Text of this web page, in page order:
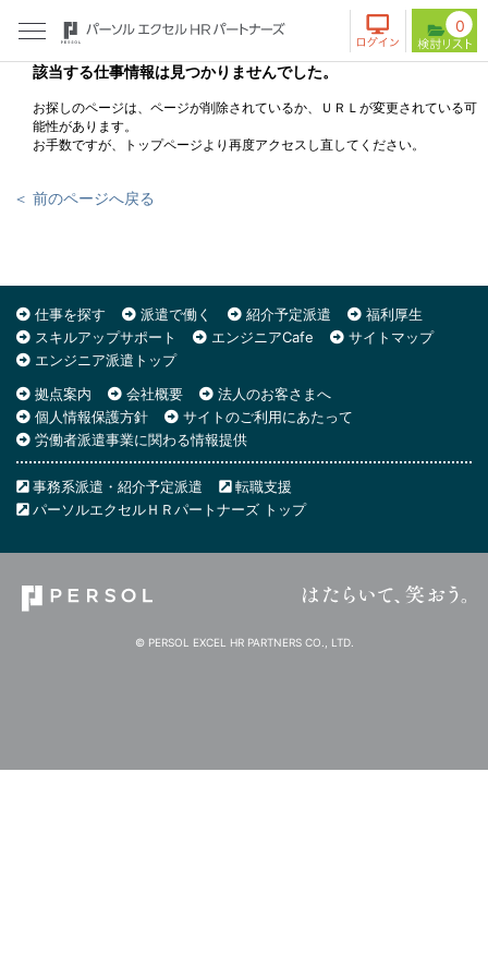
0
該当する仕事情報は見つかりませんでした。
お探しのページは、ページが削除されているか、ＵＲＬが変更されている可
能性があります。
お手数ですが、トップページより再度アクセスし直してください。
＜ 前のページへ戻る
仕事を探す 派遣で働く 紹介予定派遣
福利厚生
スキルアップサポート
エンジニアCafe
サイトマップ
エンジニア派遣トップ
拠点案内
会社概要
法人のお客さまへ
個人情報保護方針
サイトのご利用にあたって
労働者派遣事業に関わる情報提供
事務系派遣・紹介予定派遣
転職支援
パーソルエクセルＨＲパートナーズ トップ
© PERSOL EXCEL HR PARTNERS CO., LTD.